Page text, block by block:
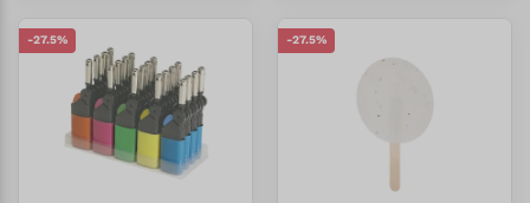
-27.5% -27.5%